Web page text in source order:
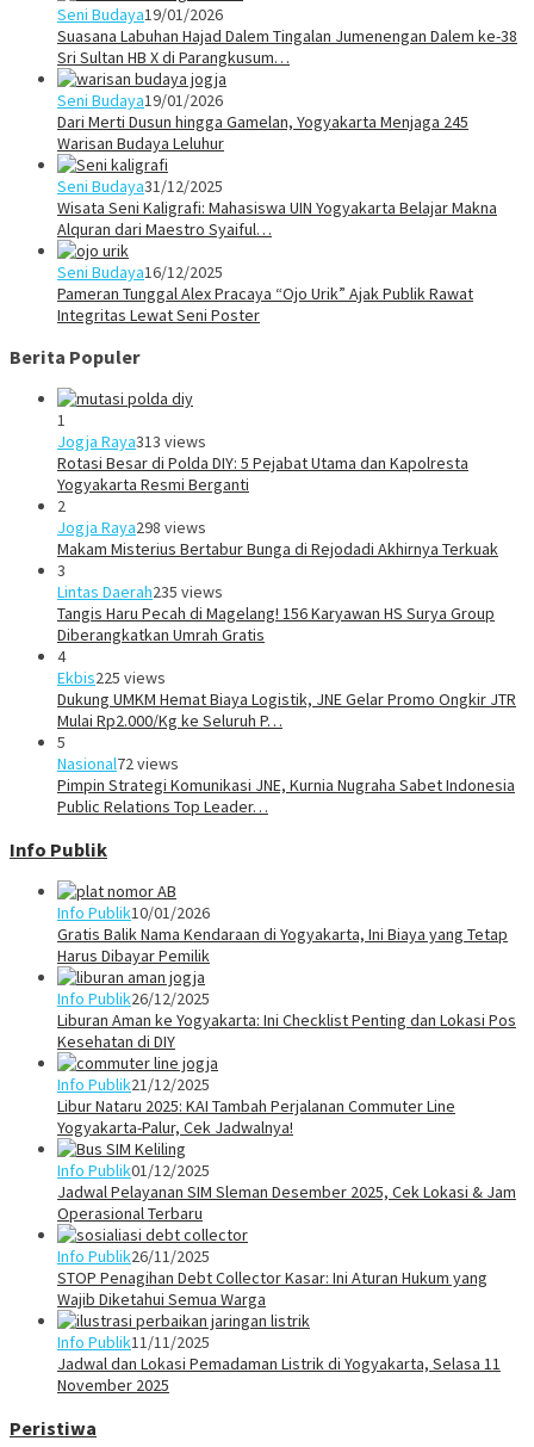
Seni Budaya19/01/2026
Suasana Labuhan Hajad Dalem Tingalan Jumenengan Dalem ke-38
Sri Sultan HB X di Parangkusum…
Seni Budaya19/01/2026
Dari Merti Dusun hingga Gamelan, Yogyakarta Menjaga 245
Warisan Budaya Leluhur
Seni Budaya31/12/2025
Wisata Seni Kaligrafi: Mahasiswa UIN Yogyakarta Belajar Makna
Alquran dari Maestro Syaiful…
Seni Budaya16/12/2025
Pameran Tunggal Alex Pracaya “Ojo Urik” Ajak Publik Rawat
Integritas Lewat Seni Poster
Berita Populer
1
Jogja Raya313 views
Rotasi Besar di Polda DIY: 5 Pejabat Utama dan Kapolresta
Yogyakarta Resmi Berganti
2
Jogja Raya298 views
Makam Misterius Bertabur Bunga di Rejodadi Akhirnya Terkuak
3
Lintas Daerah235 views
Tangis Haru Pecah di Magelang! 156 Karyawan HS Surya Group
Diberangkatkan Umrah Gratis
4
Ekbis225 views
Dukung UMKM Hemat Biaya Logistik, JNE Gelar Promo Ongkir JTR
Mulai Rp2.000/Kg ke Seluruh P…
5
Nasional72 views
Pimpin Strategi Komunikasi JNE, Kurnia Nugraha Sabet Indonesia
Public Relations Top Leader…
Info Publik
Info Publik10/01/2026
Gratis Balik Nama Kendaraan di Yogyakarta, Ini Biaya yang Tetap
Harus Dibayar Pemilik
Info Publik26/12/2025
Liburan Aman ke Yogyakarta: Ini Checklist Penting dan Lokasi Pos
Kesehatan di DIY
Info Publik21/12/2025
Libur Nataru 2025: KAI Tambah Perjalanan Commuter Line
Yogyakarta-Palur, Cek Jadwalnya!
Info Publik01/12/2025
Jadwal Pelayanan SIM Sleman Desember 2025, Cek Lokasi & Jam
Operasional Terbaru
Info Publik26/11/2025
STOP Penagihan Debt Collector Kasar: Ini Aturan Hukum yang
Wajib Diketahui Semua Warga
Info Publik11/11/2025
Jadwal dan Lokasi Pemadaman Listrik di Yogyakarta, Selasa 11
November 2025
Peristiwa